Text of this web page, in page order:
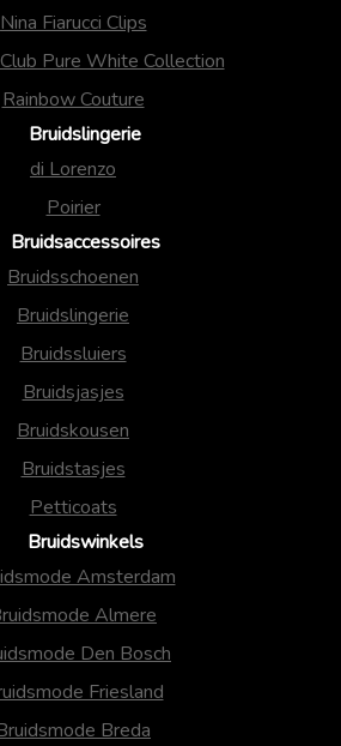
Nina Fiarucci Clips
Pure White Collection
Rainbow Couture
Bruidslingerie
di Lorenzo
Poirier
Bruidsaccessoires
Bruidsschoenen
Bruidslingerie
Bruidssluiers
Bruidsjasjes
Bruidskousen
Bruidstasjes
Petticoats
Bruidswinkels
Amsterdam
Almere
Den Bosch
Friesland
Breda